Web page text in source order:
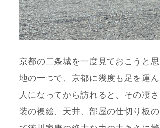
京都の二条城を一度見ておこうと
地の一つで、京都に幾度も足を運
人になってから訪れると、その凄
装の襖絵、天井、部屋の仕切り板